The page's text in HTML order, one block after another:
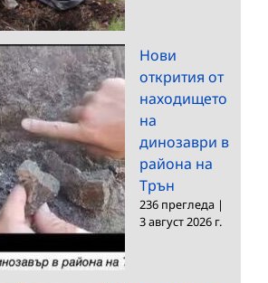
Нови
открития от
находището
на
динозаври в
района на
Трън
236 прегледа |
3 август 2026 г.